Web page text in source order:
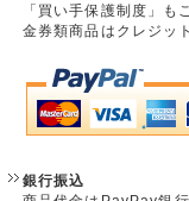
「買い手保護制度」も
金券類商品はクレジッ
銀行振込